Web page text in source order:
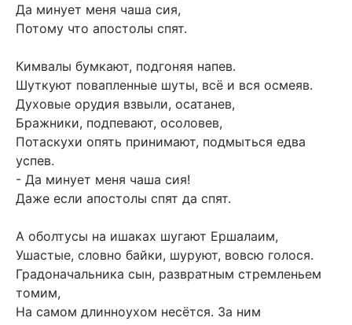
Да минует меня чаша сия,
Потому что апостолы спят.
Кимвалы бумкают, подгоняя напев.
Шуткуют повапленные шуты, всё и вся осмеяв.
Духовые орудия взвыли, осатанев,
Бражники, подпевают, осоловев,
Потаскухи опять принимают, подмыться едва
успев.
- Да минует меня чаша сия!
Даже если апостолы спят да спят.
А оболтусы на ишаках шугают Ершалаим,
Ушастые, словно байки, шуруют, вовсю голося.
Градоначальника сын, развратным стремленьем
томим,
На самом длинноухом несётся. За ним